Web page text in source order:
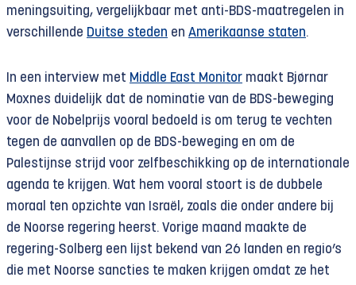
meningsuiting, vergelijkbaar met anti-BDS-maatregelen in
verschillende Duitse steden en Amerikaanse staten.
In een interview met Middle East Monitor maakt Bjørnar
Moxnes duidelijk dat de nominatie van de BDS-beweging
voor de Nobelprijs vooral bedoeld is om terug te vechten
tegen de aanvallen op de BDS-beweging en om de
Palestijnse strijd voor zelfbeschikking op de internationale
agenda te krijgen. Wat hem vooral stoort is de dubbele
moraal ten opzichte van Israël, zoals die onder andere bij
de Noorse regering heerst. Vorige maand maakte de
regering-Solberg een lijst bekend van 26 landen en regio’s
die met Noorse sancties te maken krijgen omdat ze het